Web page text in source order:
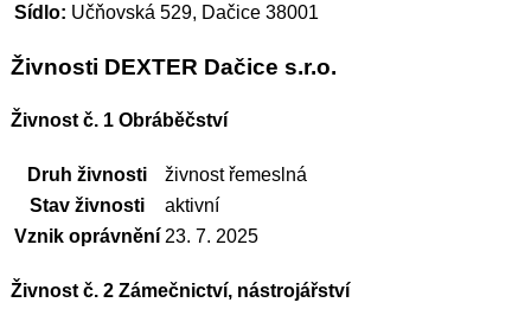
Sídlo: Učňovská 529, Dačice 38001
Živnosti DEXTER Dačice s.r.o.
Živnost č. 1 Obráběčství
Druh živnosti
živnost řemeslná
Stav živnosti
aktivní
Vznik oprávnění 23. 7. 2025
Živnost č. 2 Zámečnictví, nástrojářství